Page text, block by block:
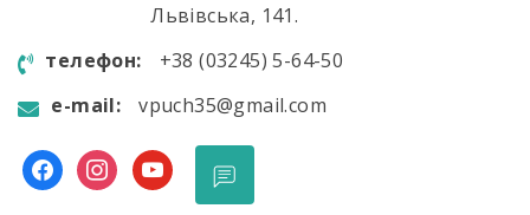
Львівська, 141.
телефон:
+38 (03245) 5-64-50
e-mail:
vpuch35@gmail.com
facebookinstagram
youtube